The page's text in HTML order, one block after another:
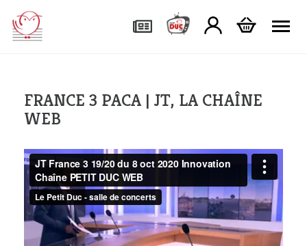
FRANCE 3 PACA | JT, LA CHAÎNE
WEB